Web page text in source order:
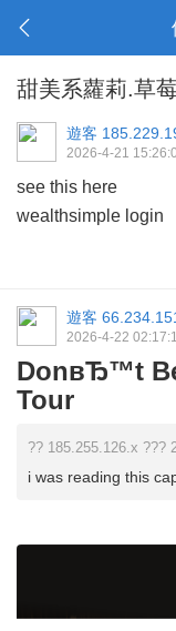
甜美系蘿莉.草
遊客
2026-4-21
see this here
wealthsimple login
遊客
2026-4-22
DonвЂ™t
Tour
?? 185.255.126.x ???
i was reading this